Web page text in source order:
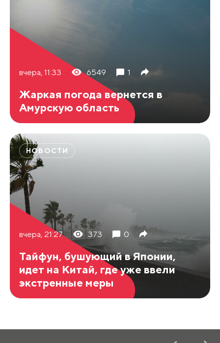
вчера, 11:33 6549 1
Жаркая погода вернется в
Амурскую область
НОВОСТИ
вчера, 21:27 373 0
Тайфун, бушующий в Японии,
идет на Китай, где уже ввели
экстренные меры